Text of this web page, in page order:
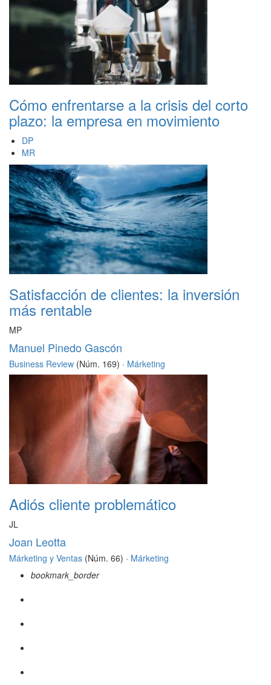
Cómo enfrentarse a la crisis del corto
plazo: la empresa en movimiento
DP
MR
Satisfacción de clientes: la inversión
más rentable
MP
Manuel Pinedo Gascón
Business Review (Núm. 169) · Márketing
Adiós cliente problemático
JL
Joan Leotta
Márketing y Ventas (Núm. 66) · Márketing
bookmark_border